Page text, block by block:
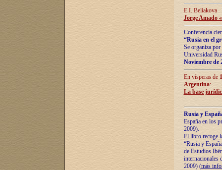
E.I. Beliakova
Jorge Amado
Conferencia
“Rusia en el
Se organiza
Universidad
Noviembre de
En vísperas de
Argentina:
La base
Rusia y
España en los
2009).
El libro recoge
“Rusia y
de Estudios
internacionales
2009) (más